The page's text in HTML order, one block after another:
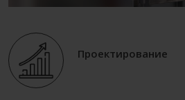
Проектирование